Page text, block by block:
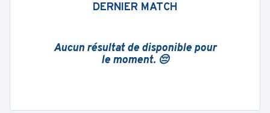
DERNIER MATCH
Aucun résultat de disponible pour
le moment. 😔